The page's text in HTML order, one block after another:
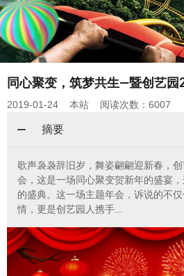
同心聚变，筑梦共生—暨创艺园
2019-01-24 本站 阅读次数：6007
摘要
歌声袅袅辞旧岁，舞姿翩翩迎新春，
会，这是一场同心聚变贺新年的盛宴
的盛典。这一场主题年会，诉说的不
情，更是创艺园人携手...